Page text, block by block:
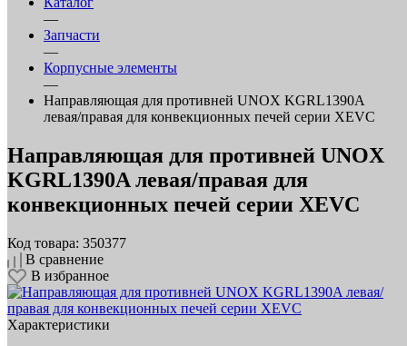
—
Запчасти
—
Корпусные элементы
—
Направляющая для противней UNOX KGRL1390A
левая/правая для конвекционных печей серии XEVC
Направляющая для противней UNOX
KGRL1390A левая/правая для
конвекционных печей серии XEVC
Код товара: 350377
В сравнение
В избранное
Характеристики